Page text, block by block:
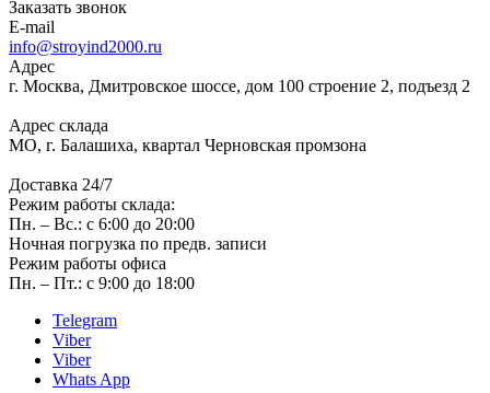
Заказать звонок
E-mail
info@stroyind2000.ru
Адрес
г. Москва, Дмитровское шоссе, дом 100 строение 2, подъезд 2
Адрес склада
МО, г. Балашиха, квартал Черновская промзона
Доставка 24/7
Режим работы склада:
Пн. – Вс.: с 6:00 до 20:00
Ночная погрузка по предв. записи
Режим работы офиса
Пн. – Пт.: с 9:00 до 18:00
Telegram
Viber
Viber
Whats App